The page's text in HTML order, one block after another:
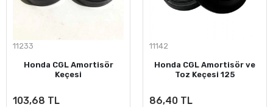
11233
Honda CGL Amortisör
Keçesi
103,68 TL
11142
Honda CGL Amortisör ve
Toz Keçesi 125
86,40 TL